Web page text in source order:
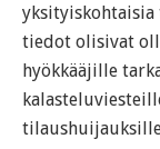
tiedot olisivat
hyökkääjille